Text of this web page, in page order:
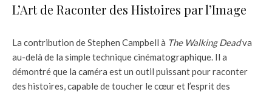
L’Art de Raconter des Histoires par l’Image
La contribution de Stephen Campbell à The Walking Deadva
au-delà de la simple technique cinématographique. Il a
démontré que la caméra est un outil puissant pour raconter
des histoires, capable de toucher le cœur et l’esprit des